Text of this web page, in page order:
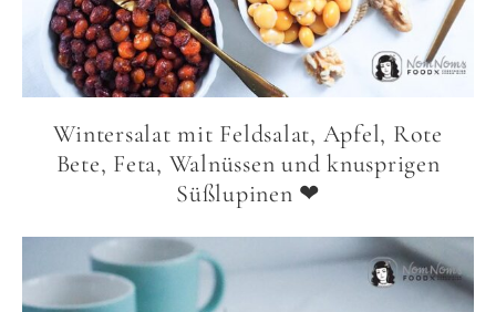
Wintersalat mit Feldsalat, Apfel, Rote
Bete, Feta, Walnüssen und knusprigen
Süßlupinen ❤